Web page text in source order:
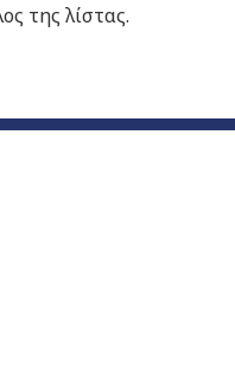
της λίστας.